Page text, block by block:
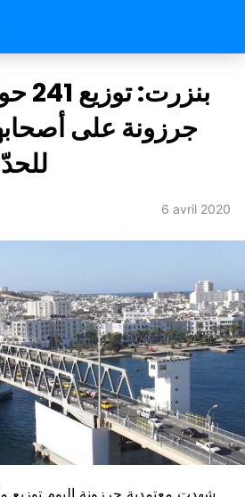
جرزونة على
6 avril 2020